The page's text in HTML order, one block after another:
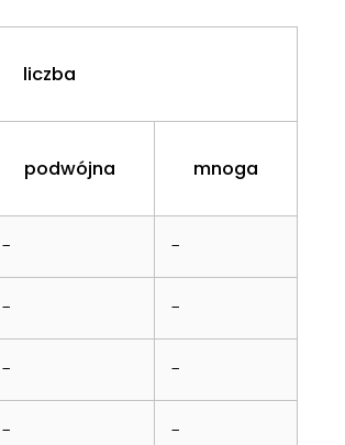
liczba
podwójna mnoga
- -
- -
- -
- -